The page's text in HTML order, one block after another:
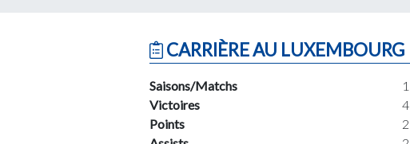
CARRIÈRE AU LUXEMBOURG
Saisons/Matchs 1
Victoires
4
Points
2